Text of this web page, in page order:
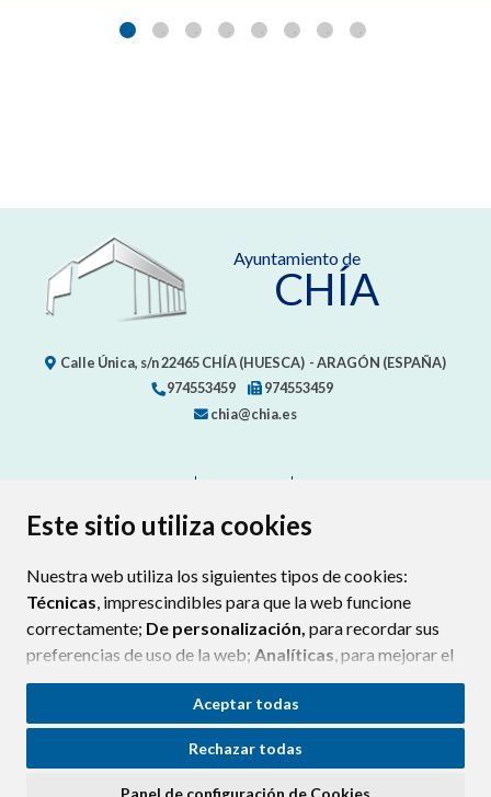
Este sitio utiliza cookies
Nuestra web utiliza los siguientes tipos de cookies:
Técnicas, imprescindibles para que la web funcione
correctamente; De personalización, para recordar sus
preferencias de uso de la web; Analíticas, para mejorar el
funcionamiento de la web y sus servicios.
Si acepta pulsando el botón“Aceptar todas”
consideramos que acepta su uso. Si pulsa el botón
Aceptar todas
Rechazar todas
Panel de configuración de Cookies
Ayuntamiento de
CHÍA
Calle Única, s/n22465CHÍA (HUESCA) - ARAGÓN (ESPAÑA)
974553459
974553459
chia@chia.es
PROTECCION DE DATOS
POLÍTICA DE COOKIES